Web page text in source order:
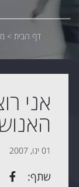
דף הבית >
אני
01 ינו, 2007
שתף: